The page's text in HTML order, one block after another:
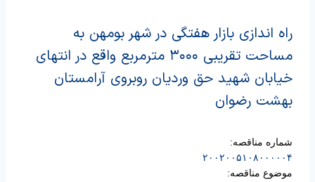
راه اندازی بازار هفتگی در شهر بومهن به
مساحت تقریبی ۳۰۰۰ مترمربع واقع در انتهای
خیابان شهید حق وردیان روبروی آرامستان
بهشت رضوان
شماره مناقصه:
۲۰۰۲۰۰۵۱۰۸۰۰۰۰۰۴
موضوع مناقصه: